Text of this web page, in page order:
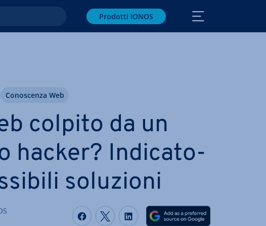
Prodotti IONOS
colpito da un
hacker? In­di­ca­to­
soluzioni
Condividi via Facebook
Condividi via Twitter
Condividi via LinkedIN
Co­no­scen­za Web